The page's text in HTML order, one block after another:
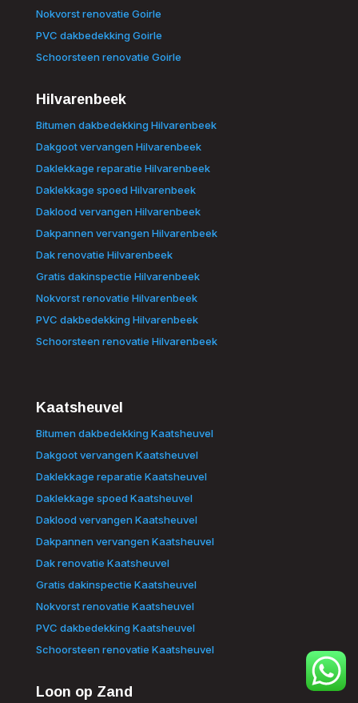
Nokvorst renovatie Goirle
PVC dakbedekking Goirle
Schoorsteen renovatie Goirle
Hilvarenbeek
Bitumen dakbedekking Hilvarenbeek
Dakgoot vervangen Hilvarenbeek
Daklekkage reparatie Hilvarenbeek
Daklekkage spoed Hilvarenbeek
Daklood vervangen Hilvarenbeek
Dakpannen vervangen Hilvarenbeek
Dak renovatie Hilvarenbeek
Gratis dakinspectie Hilvarenbeek
Nokvorst renovatie Hilvarenbeek
PVC dakbedekking Hilvarenbeek
Schoorsteen renovatie Hilvarenbeek
Kaatsheuvel
Bitumen dakbedekking Kaatsheuvel
Dakgoot vervangen Kaatsheuvel
Daklekkage reparatie Kaatsheuvel
Daklekkage spoed Kaatsheuvel
Daklood vervangen Kaatsheuvel
Dakpannen vervangen Kaatsheuvel
Dak renovatie Kaatsheuvel
Gratis dakinspectie Kaatsheuvel
Nokvorst renovatie Kaatsheuvel
PVC dakbedekking Kaatsheuvel
Schoorsteen renovatie Kaatsheuvel
Loon op Zand